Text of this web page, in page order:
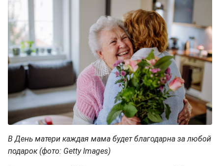
В День матери каждая мама будет благодарна за любой
подарок (фото: Getty Images)